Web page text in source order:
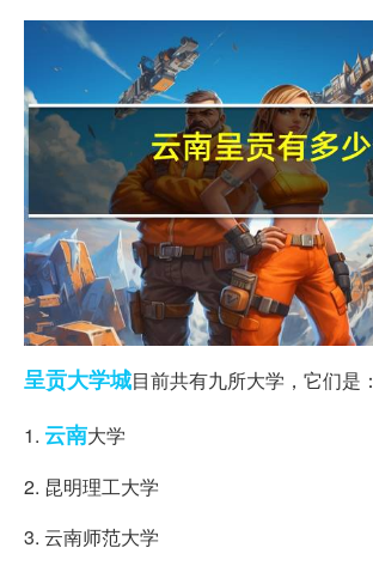
呈贡大学城目前共有九所大学，它们是：
1. 云南大学
2. 昆明理工大学
3. 云南师范大学